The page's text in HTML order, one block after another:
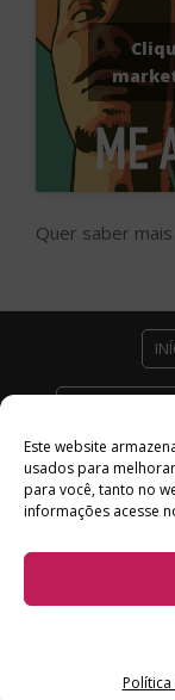
Este website
usados ​​para
para você, tanto no
informações acesse
Quer saber
©